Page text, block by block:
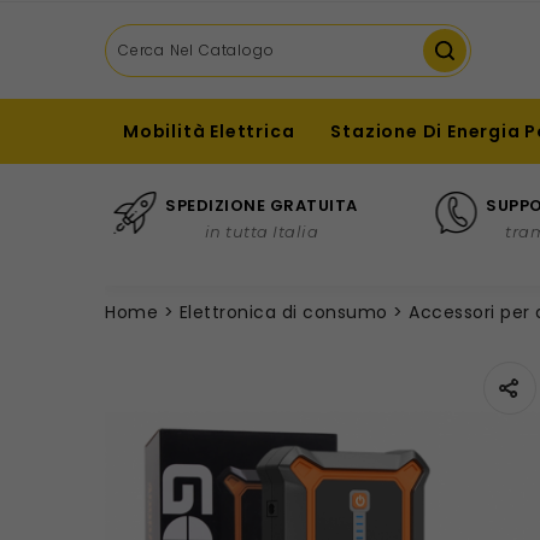
Mobilità Elettrica Stazione Di Energia
SPEDIZIONE GRATUITA
in tutta Italia
Home Elettronica di consumo Accessori per